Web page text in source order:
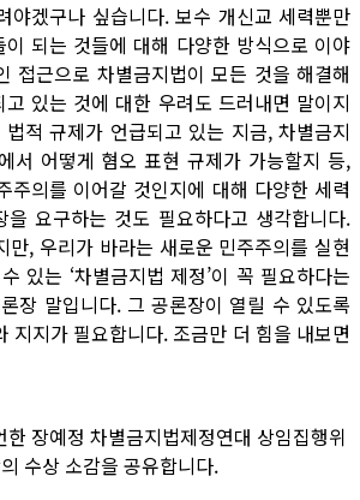
야겠구나 싶습니다. 보수 개신교 세력뿐만
되는 것들에 대해 다양한 방식으로 이야
접근으로 차별금지법이 모든 것을 해결해
있는 것에 대한 우려도 드러내면 말이지
적 규제가 언급되고 있는 지금, 차별금지
서 어떻게 혐오 표현 규제가 가능할지 등,
주의를 이어갈 것인지에 대해 다양한 세력
을 요구하는 것도 필요하다고 생각합니다.
만, 우리가 바라는 새로운 민주주의를 실현
있는 ‘차별금지법 제정’이 꼭 필요하다는
장 말입니다. 그 공론장이 열릴 수 있도록
지지가 필요합니다. 조금만 더 힘을 내보면
장예정 차별금지법제정연대 상임집행위
수상 소감을 공유합니다.